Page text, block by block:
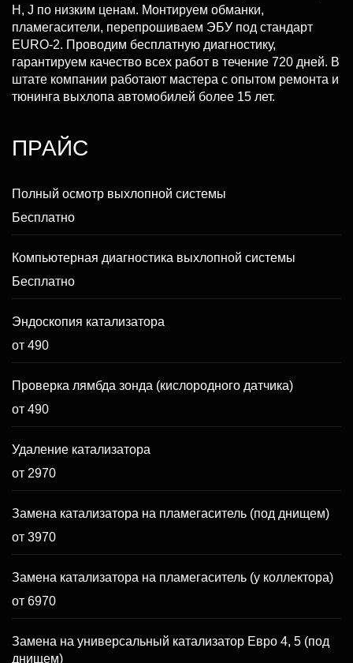
H, J по низким ценам. Монтируем обманки,
пламегасители, перепрошиваем ЭБУ под стандарт
EURO-2. Проводим бесплатную диагностику,
гарантируем качество всех работ в течение 720 дней. В
штате компании работают мастера с опытом ремонта и
тюнинга выхлопа автомобилей более 15 лет.
ПРАЙС
Полный осмотр выхлопной системы
Бесплатно
Компьютерная диагностика выхлопной системы
Бесплатно
Эндоскопия катализатора
от 490
Проверка лямбда зонда (кислородного датчика)
от 490
Удаление катализатора
от 2970
Замена катализатора на пламегаситель (под днищем)
от 3970
Замена катализатора на пламегаситель (у коллектора)
от 6970
Замена на универсальный катализатор Евро 4, 5 (под
днищем)